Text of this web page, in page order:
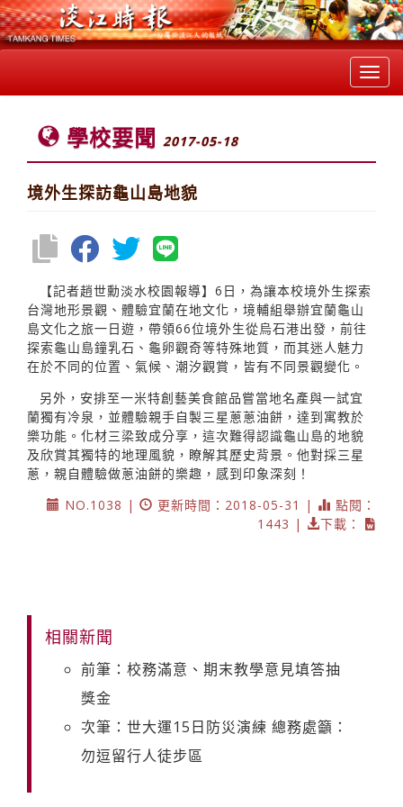
學校要聞 2017-05-18
境外生探訪龜山島地貌
【記者趙世勳淡水校園報導】6日，為讓本校境外生探索
台灣地形景觀、體驗宜蘭在地文化，境輔組舉辦宜蘭龜山
島文化之旅一日遊，帶領66位境外生從烏石港出發，前往
探索龜山島鐘乳石、龜卵觀奇等特殊地質，而其迷人魅力
在於不同的位置、氣候、潮汐觀賞，皆有不同景觀變化。
另外，安排至一米特創藝美食館品嘗當地名產與一試宜
蘭獨有冷泉，並體驗親手自製三星蔥蔥油餅，達到寓教於
樂功能。化材三梁致成分享，這次難得認識龜山島的地貌
及欣賞其獨特的地理風貌，瞭解其歷史背景。他對採三星
蔥，親自體驗做蔥油餅的樂趣，感到印象深刻！
NO.1038 |
更新時間：2018-05-31 |
點閱：
1443 |
下載：
相關新聞
前筆：校務滿意、期末教學意見填答抽
獎金
次筆：世大運15日防災演練 總務處籲：
勿逗留行人徒步區